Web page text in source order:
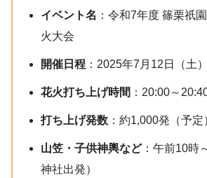
イベント名 ：令和7年度 篠栗祇
火大会
開催日程 ：2025年7月12日（土）
花火打ち上げ時間 ：20:00～
打ち上げ発数 ：約1,000発（予定
山笠・子供神輿など：午前10時
神社出発）